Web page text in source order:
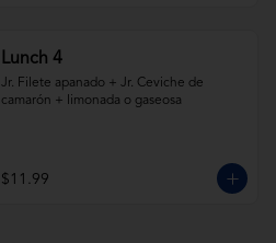
Lunch 4
Jr. Filete apanado + Jr. Ceviche de
camarón + limonada o gaseosa
$11.99